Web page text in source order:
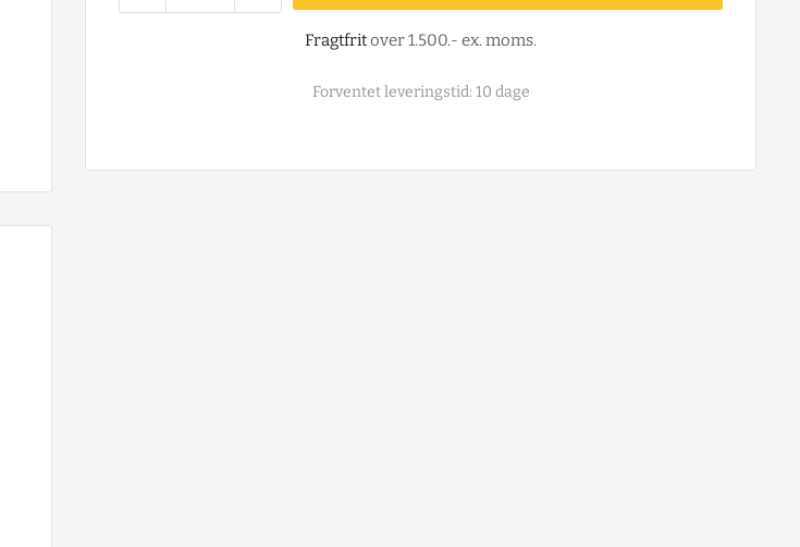
Fragtfritover 1.500.- ex. moms.
Forventet leveringstid: 10 dage